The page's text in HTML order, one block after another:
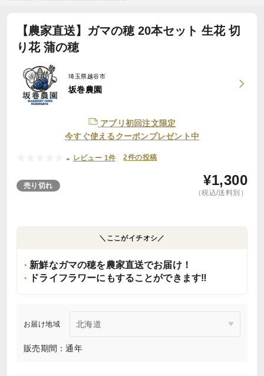
【農家直送】ガマの穂 20本セット 生花 切
り花 蒲の穂
埼玉県越谷市
坂巻農園
アプリ初回注文限定
今すぐ使えるクーポンプレゼント中
- レビュー 1件 2件の投稿
売り切れ ¥1,300
（税込/送料別）
＼ここがイチオシ／
新鮮なガマの穂を農家直送でお届け！
ドライフラワーにもすることができます‼️
お届け地域
販売期間：通年